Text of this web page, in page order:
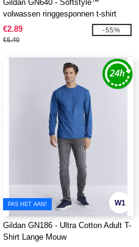
Gildan GN640 - Softstyle™
volwassen ringgesponnen t-shirt
€2.89
€6.40
-55%
W1
PAS HET AAN!
Gildan GN186 - Ultra Cotton Adult T-
Shirt Lange Mouw